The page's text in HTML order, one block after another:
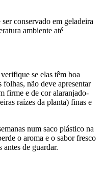
conservado em geladeira
ambiente até
se elas têm boa
folhas, não deve apresentar
firme e de cor alaranjado-
raízes da planta) finas e
num saco plástico na
o aroma e o sabor fresco
antes de guardar.